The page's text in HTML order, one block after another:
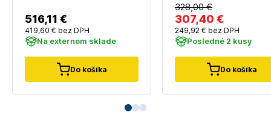
516,11 €
419,60 € bez DPH
Na externom sklade
Do košíka
328,00 €
307,40 €
249,92 € bez DPH
Posledné 2 kusy
Do košíka